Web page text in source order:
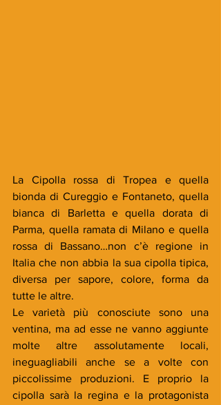
La Cipolla rossa di Tropea e quella
bionda di Cureggio e Fontaneto, quella
bianca di Barletta e quella dorata di
Parma, quella ramata di Milano e quella
rossa di Bassano…non c’è regione in
Italia che non abbia la sua cipolla tipica,
diversa per sapore, colore, forma da
tutte le altre.
Le varietà più conosciute sono una
ventina, ma ad esse ne vanno aggiunte
molte altre assolutamente locali,
ineguagliabili anche se a volte con
piccolissime produzioni. E proprio la
cipolla sarà la regina e la protagonista